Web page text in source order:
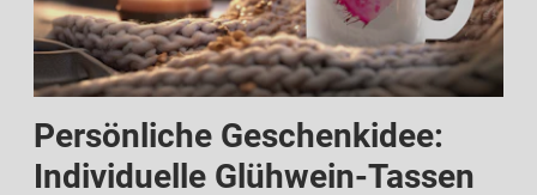
Persönliche Geschenkidee:
Individuelle Glühwein-Tassen